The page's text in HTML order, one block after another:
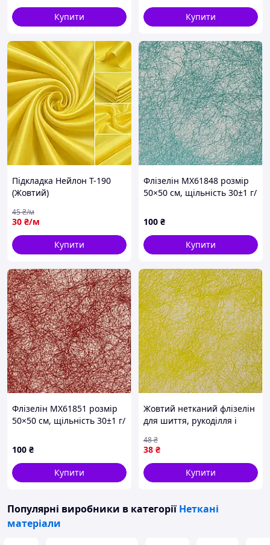
Купити Купити
Підкладка Нейлон Т-190
(Жовтий)
30 ₴/м
45₴/м
Купити
Флізелін MX61848 розмір
50×50 см, щільність 30±1 г/
100 ₴
Купити
Флізелін MX61851 розмір
50×50 см, щільність 30±1 г/
100 ₴
Купити
Жовтий нетканий флізелін
для шиття, рукоділля і
38 ₴
48₴
Купити
Популярні виробники в категорії Неткані
матеріали